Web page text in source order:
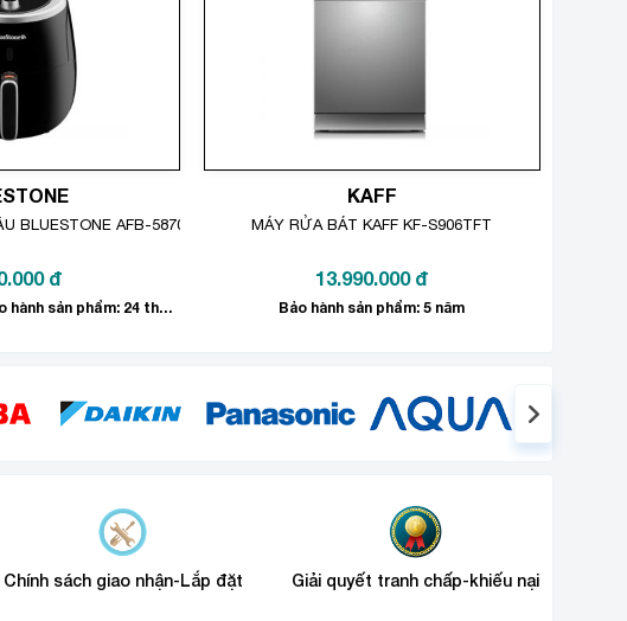
BLUESTONE AFB-5870 5 LÍT
đ
Tặng quà 150.000đ Bảo hành sản phẩm: 24 tháng
KAFF
MÁY RỬA BÁT KAFF KF-S906TFT
13.990.000 đ
Bảo hành sản phẩm: 5 năm
Chính sách giao nhận-Lắp đặt Giải quyết tranh chấp-khiếu nại